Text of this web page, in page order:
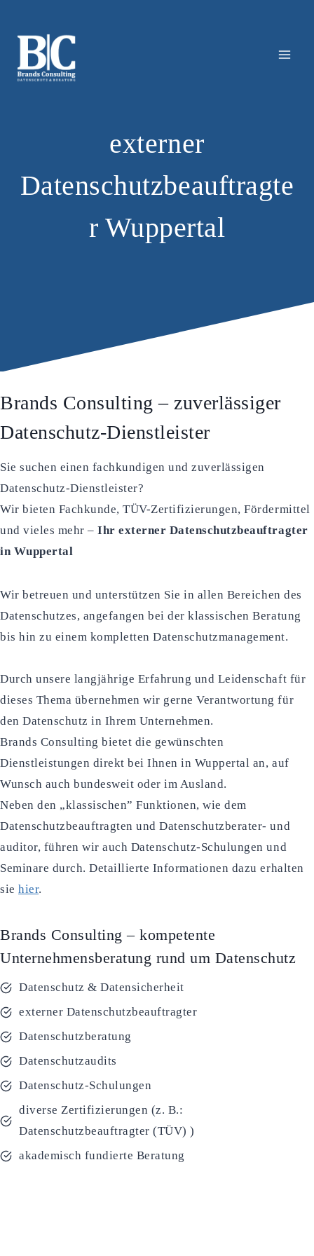
springen
externer
Datenschutzbeauftragte
r Wuppertal
Brands Consulting – zuverlässiger
Datenschutz-Dienstleister
Sie suchen einen fachkundigen und zuverlässigen
Datenschutz-Dienstleister?
Wir bieten Fachkunde, TÜV-Zertifizierungen, Fördermittel
und vieles mehr –Ihr externer Datenschutzbeauftragter
in Wuppertal
Wir betreuen und unterstützen Sie in allen Bereichen des
Datenschutzes, angefangen bei der klassischen Beratung
bis hin zu einem kompletten Datenschutzmanagement.
Durch unsere langjährige Erfahrung und Leidenschaft für
dieses Thema übernehmen wir gerne Verantwortung für
den Datenschutz in Ihrem Unternehmen.
Brands Consulting bietet die gewünschten
Dienstleistungen direkt bei Ihnen in Wuppertal an, auf
Wunsch auch bundesweit oder im Ausland.
Neben den „klassischen” Funktionen, wie dem
Datenschutzbeauftragten und Datenschutzberater- und
auditor, führen wir auch Datenschutz-Schulungen und
Seminare durch. Detaillierte Informationen dazu erhalten
siehier.
Brands Consulting – kompetente
Unternehmensberatung rund um Datenschutz
Datenschutz & Datensicherheit
externer Datenschutzbeauftragter
Datenschutzberatung
Datenschutzaudits
Datenschutz-Schulungen
diverse Zertifizierungen (z. B.:
Datenschutzbeauftragter (TÜV) )
akademisch fundierte Beratung